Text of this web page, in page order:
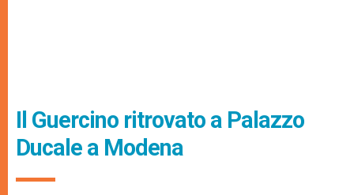
Il Guercino ritrovato a Palazzo
Ducale a Modena